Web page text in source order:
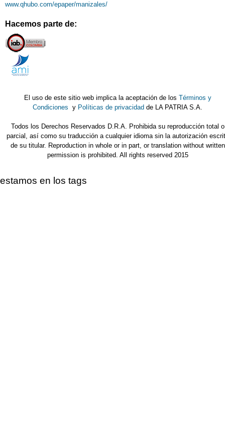
www.qhubo.com/epaper/manizales/
Hacemos parte de:
El uso de este sitio web implica la aceptación de los Términos y
Condiciones y Políticas de privacidad de LA PATRIA S.A.
Todos los Derechos Reservados D.R.A. Prohibida su reproducción total o
parcial, así como su traducción a cualquier idioma sin la autorización
de su titular. Reproduction in whole or in part, or translation without written
permission is prohibited. All rights reserved 2015
estamos en los tags